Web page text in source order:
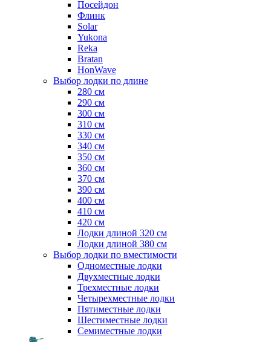
Посейдон
Флинк
Solar
Yukona
Reka
Bratan
HonWave
Выбор лодки по длине
280 см
290 см
300 см
310 см
330 см
340 см
350 см
360 см
370 см
390 см
400 см
410 см
420 см
Лодки длиной 320 см
Лодки длиной 380 см
Выбор лодки по вместимости
Одноместные лодки
Двухместные лодки
Трехместные лодки
Четырехместные лодки
Пятиместные лодки
Шестиместные лодки
Семиместные лодки